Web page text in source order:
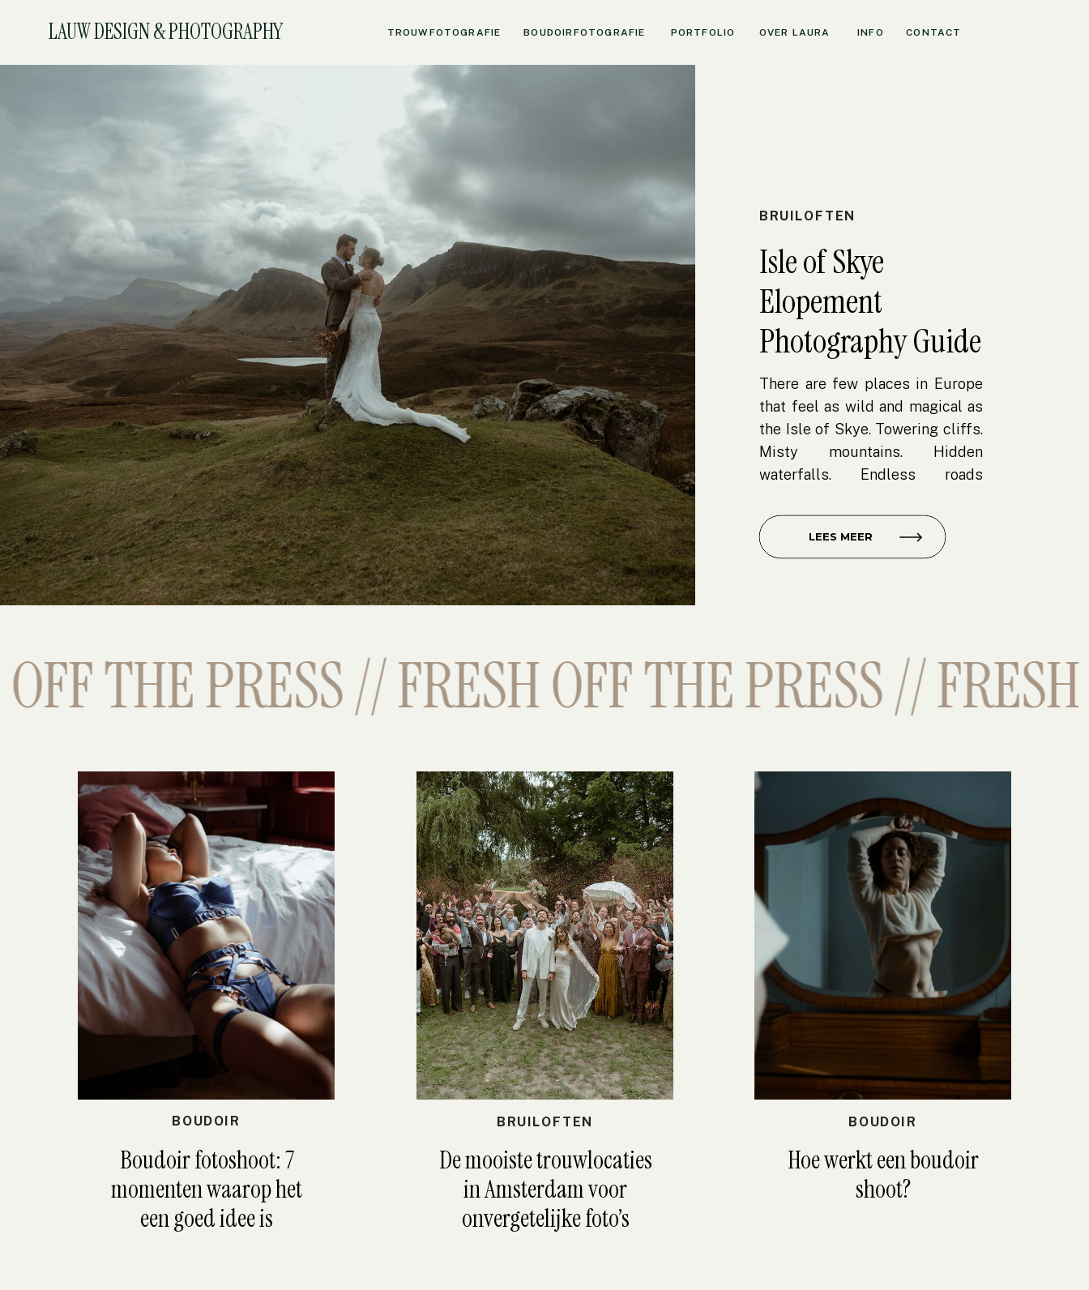
CONTACT
INFO
OVER LAURA
PORTFOLIO
BOUDOIRFOTOGRAFIE
TROUWFOTOGRAFIE
LAUW DESIGN & PHOTOGRAPHY
There are few places in Europe
that feel as wild and magical as
the Isle of Skye. Towering cliffs.
Misty mountains. Hidden
waterfalls. Endless roads
Scotland’s most breathtaking
landscapes. If you’re dreaming of
Isle of Skye
Elopement
Photography Guide
LEES MEER
BRUILOFTEN
Boudoir fotoshoot: 7
momenten waarop het
een goed idee is
BOUDOIR
De mooiste trouwlocaties
in Amsterdam voor
onvergetelijke foto’s
BRUILOFTEN
Hoe werkt een boudoir
shoot?
BOUDOIR
THE PRESS // FRESH OFF THE PRESS //